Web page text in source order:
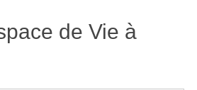
de Vie à